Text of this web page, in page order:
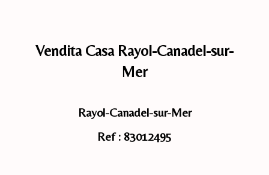
Vendita Casa Rayol-Canadel-sur-
Mer
Rayol-Canadel-sur-Mer
Ref : 83012495